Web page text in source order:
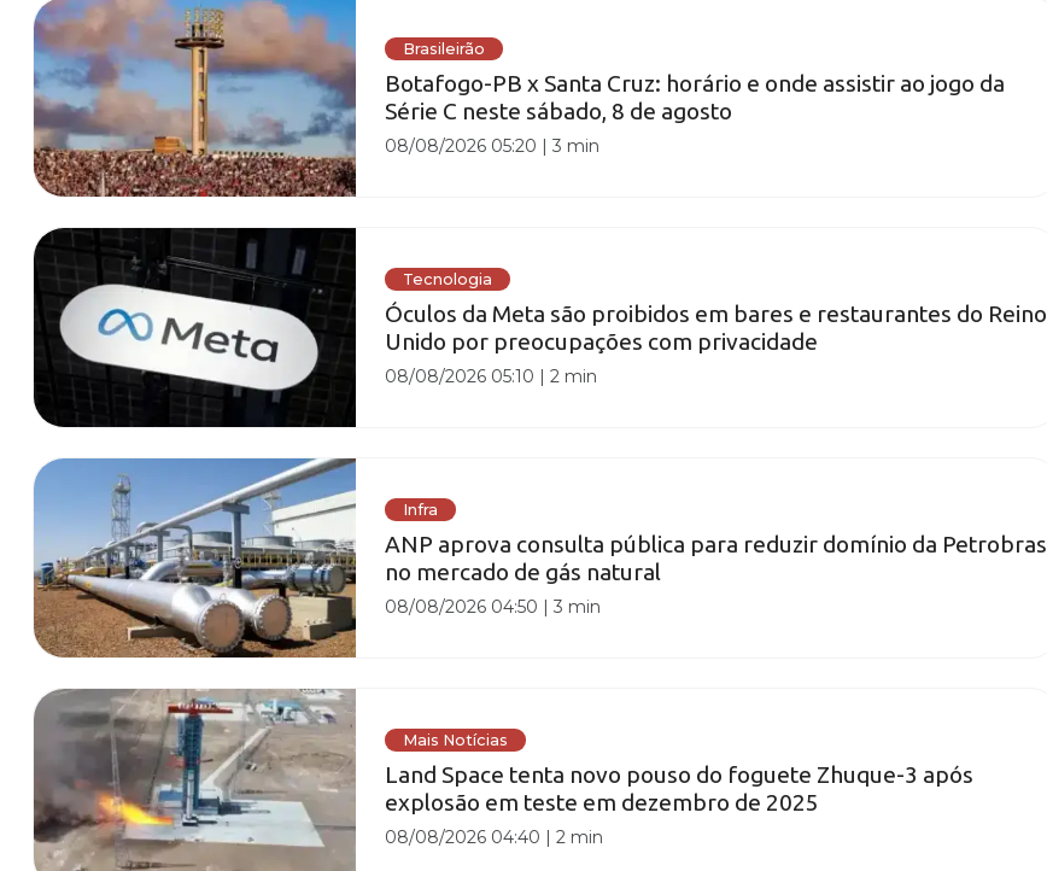
Brasileirão
Botafogo-PB x Santa Cruz: horário e onde assistir ao jogo da
Série C neste sábado, 8 de agosto
08/08/2026 05:20 |3 min
Tecnologia
Óculos da Meta são proibidos em bares e restaurantes do Reino
Unido por preocupações com privacidade
08/08/2026 05:10 |2 min
Infra
ANP aprova consulta pública para reduzir domínio da Petrobras
no mercado de gás natural
08/08/2026 04:50 |3 min
Mais Notícias
Land Space tenta novo pouso do foguete Zhuque-3 após
explosão em teste em dezembro de 2025
08/08/2026 04:40 |2 min